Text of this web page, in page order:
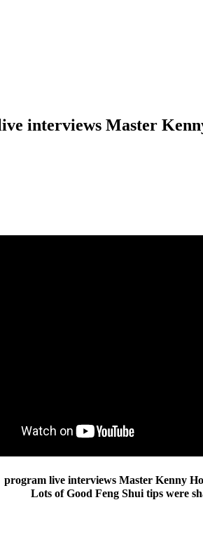
interviews Master
live interviews Master Kenny
Lots of Good Feng Shui tips were